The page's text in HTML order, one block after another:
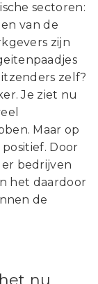
sectoren:
van de
zijn
zelf?
Je ziet nu
Maar op
Door
bedrijven
het daardoor
de